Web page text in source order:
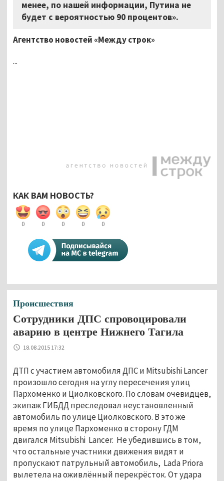
менее, по нашей информации, Путина не
будет с вероятностью 90 процентов».
Агентство новостей «Между строк»
...
КАК ВАМ НОВОСТЬ?
0 0 0 0 0
Происшествия
Сотрудники ДПС спровоцировали
аварию в центре Нижнего Тагила
18.08.2015 17:32
ДТП с участием автомобиля ДПС и Mitsubishi Lancer
произошло сегодня на углу пересечения улиц
Пархоменко и Циолковского. По словам очевидцев,
экипаж ГИБДД преследовал неустановленный
автомобиль по улице Циолковского. В это же
время по улице Пархоменко в сторону ГДМ
двигался Mitsubishi Lancer. Не убедившись в том,
что остальные участники движения видят и
пропускают патрульный автомобиль, Lada Priora
вылетела на оживлённый перекрёсток. От удара